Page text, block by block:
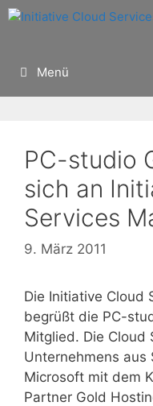
Zum
Menü
PC-studio
sich an
Services
9. März 2011
Die Initiative Cloud
begrüßt die PC-
Mitglied. Die Cloud
Unternehmens aus
Microsoft mit dem
Partner Gold